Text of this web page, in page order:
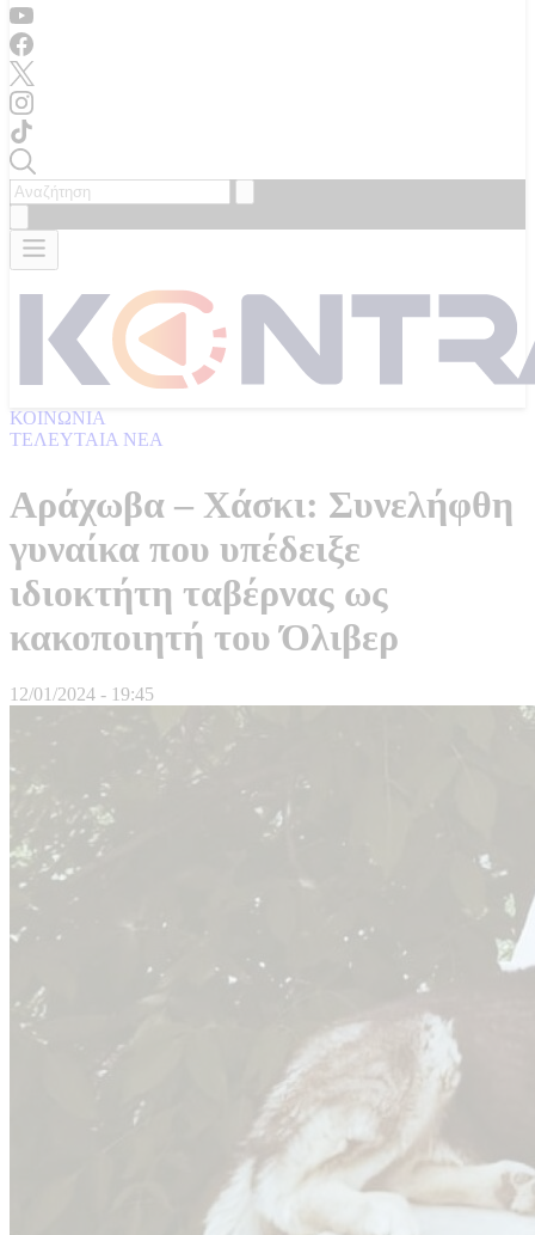
ΚΟΙΝΩΝΙΑ
ΤΕΛΕΥΤΑΙΑ ΝΕΑ
Αράχωβα – Χάσκι: Συνελήφθη
γυναίκα που υπέδειξε
ιδιοκτήτη ταβέρνας ως
κακοποιητή του Όλιβερ
12/01/2024 - 19:45